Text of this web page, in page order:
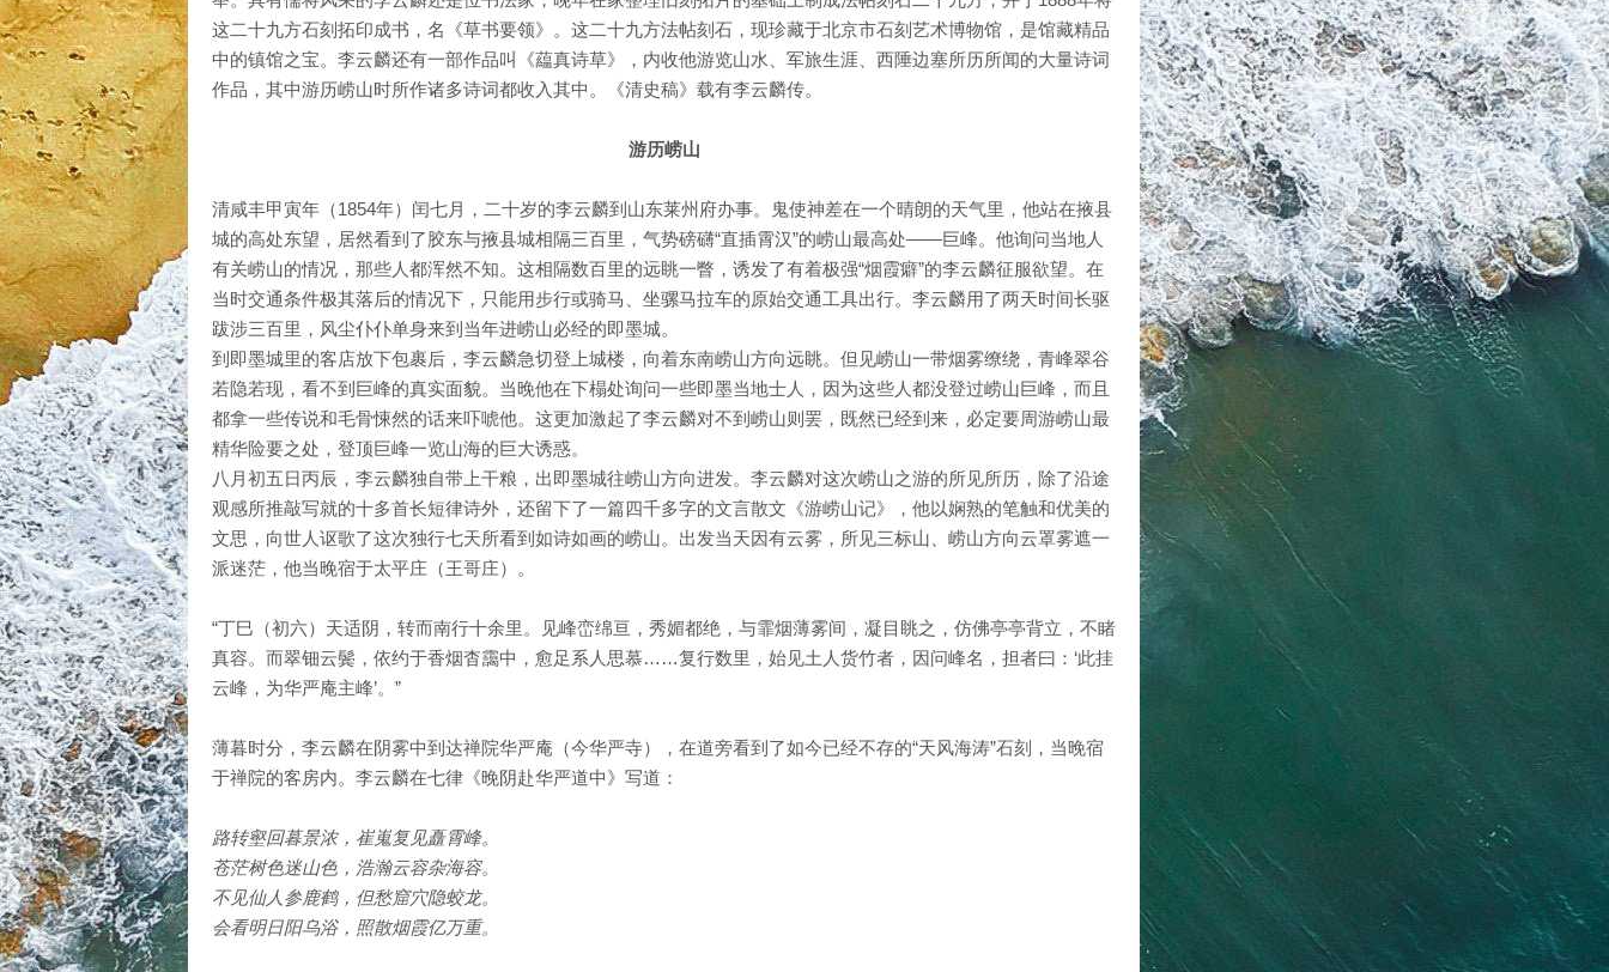
这二十九方石刻拓印成书，名《草书要领》。这二十九方法帖刻石，现珍藏于北京市石刻艺术博物馆，是馆藏精品
中的镇馆之宝。李云麟还有一部作品叫《藴真诗草》，内收他游览山水、军旅生涯、西陲边塞所历所闻的大量诗词
作品，其中游历崂山时所作诸多诗词都收入其中。《清史稿》载有李云麟传。
游历崂山
清咸丰甲寅年（1854年）闰七月，二十岁的李云麟到山东莱州府办事。鬼使神差在一个晴朗的天气里，他站在掖县
城的高处东望，居然看到了胶东与掖县城相隔三百里，气势磅礴“直插霄汉”的崂山最高处——巨峰。他询问当地人
有关崂山的情况，那些人都浑然不知。这相隔数百里的远眺一瞥，诱发了有着极强“烟霞癖”的李云麟征服欲望。在
当时交通条件极其落后的情况下，只能用步行或骑马、坐骡马拉车的原始交通工具出行。李云麟用了两天时间长驱
跋涉三百里，风尘仆仆单身来到当年进崂山必经的即墨城。
到即墨城里的客店放下包裹后，李云麟急切登上城楼，向着东南崂山方向远眺。但见崂山一带烟雾缭绕，青峰翠谷
若隐若现，看不到巨峰的真实面貌。当晚他在下榻处询问一些即墨当地士人，因为这些人都没登过崂山巨峰，而且
都拿一些传说和毛骨悚然的话来吓唬他。这更加激起了李云麟对不到崂山则罢，既然已经到来，必定要周游崂山最
精华险要之处，登顶巨峰一览山海的巨大诱惑。
八月初五日丙辰，李云麟独自带上干粮，出即墨城往崂山方向进发。李云麟对这次崂山之游的所见所历，除了沿途
观感所推敲写就的十多首长短律诗外，还留下了一篇四千多字的文言散文《游崂山记》，他以娴熟的笔触和优美的
文思，向世人讴歌了这次独行七天所看到如诗如画的崂山。出发当天因有云雾，所见三标山、崂山方向云罩雾遮一
派迷茫，他当晚宿于太平庄（王哥庄）。
“丁巳（初六）天适阴，转而南行十余里。见峰峦绵亘，秀媚都绝，与霏烟薄雾间，凝目眺之，仿佛亭亭背立，不睹
真容。而翠钿云鬓，依约于香烟杳靄中，愈足系人思慕……复行数里，始见土人货竹者，因问峰名，担者曰：‘此挂
云峰，为华严庵主峰’。”
薄暮时分，李云麟在阴雾中到达禅院华严庵（今华严寺），在道旁看到了如今已经不存的“天风海涛”石刻，当晚宿
于禅院的客房内。李云麟在七律《晚阴赴华严道中》写道：
路转壑回暮景浓，崔嵬复见矗霄峰。
苍茫树色迷山色，浩瀚云容杂海容。
不见仙人参鹿鹤，但愁窟穴隐蛟龙。
会看明日阳乌浴，照散烟霞亿万重。